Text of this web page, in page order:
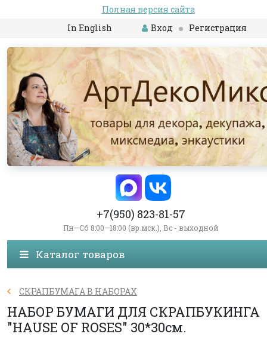
Полная версия сайта
In English
Вход Регистрация
+7(950) 823-81-57
Пн—Сб 8:00—18:00 (вр.мск.), Вс - выходной
Каталог товаров
СКРАПБУМАГА В НАБОРАХ
НАБОР БУМАГИ ДЛЯ СКРАПБУКИНГА
"HAUSE OF ROSES" 30*30см.